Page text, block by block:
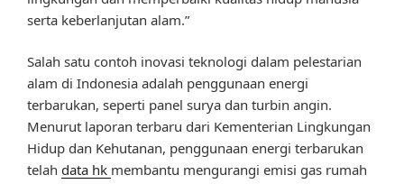
serta keberlanjutan alam.”
Salah satu contoh inovasi teknologi dalam pelestarian
alam di Indonesia adalah penggunaan energi
terbarukan, seperti panel surya dan turbin angin.
Menurut laporan terbaru dari Kementerian Lingkungan
Hidup dan Kehutanan, penggunaan energi terbarukan
telah data hk membantu mengurangi emisi gas rumah